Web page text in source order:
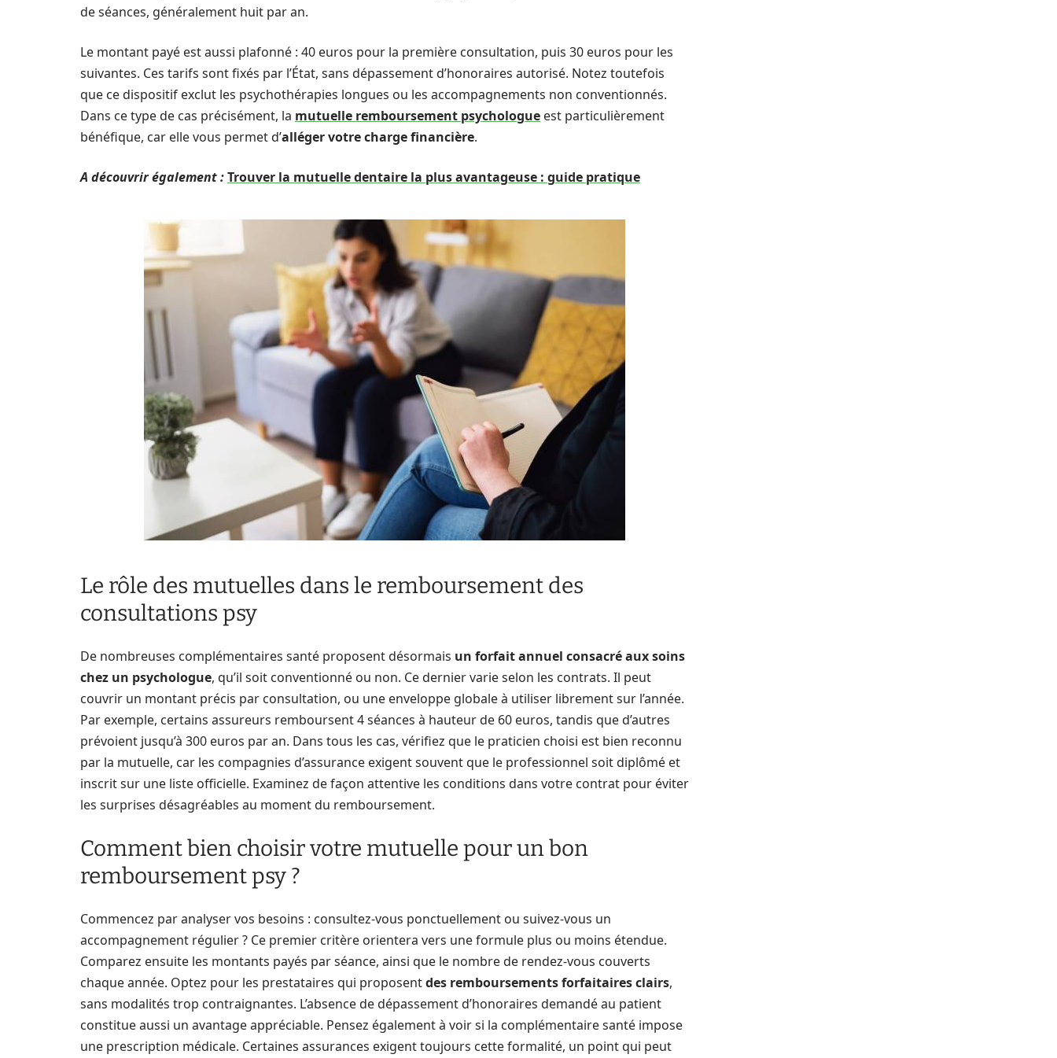
de séances, généralement huit par an.
Le montant payé est aussi plafonné : 40 euros pour la première consultation, puis 30 euros pour les
suivantes. Ces tarifs sont fixés par l’État, sans dépassement d’honoraires autorisé. Notez toutefois
que ce dispositif exclut les psychothérapies longues ou les accompagnements non conventionnés.
Dans ce type de cas précisément, la mutuelle remboursement psychologue est particulièrement
bénéfique, car elle vous permet d’alléger votre charge financière.
A découvrir également :Trouver la mutuelle dentaire la plus avantageuse : guide pratique
Le rôle des mutuelles dans le remboursement des
consultations psy
De nombreuses complémentaires santé proposent désormais un forfait annuel consacré aux soins
chez un psychologue, qu’il soit conventionné ou non. Ce dernier varie selon les contrats. Il peut
couvrir un montant précis par consultation, ou une enveloppe globale à utiliser librement sur l’année.
Par exemple, certains assureurs remboursent 4 séances à hauteur de 60 euros, tandis que d’autres
prévoient jusqu’à 300 euros par an. Dans tous les cas, vérifiez que le praticien choisi est bien reconnu
par la mutuelle, car les compagnies d’assurance exigent souvent que le professionnel soit diplômé et
inscrit sur une liste officielle. Examinez de façon attentive les conditions dans votre contrat pour éviter
les surprises désagréables au moment du remboursement.
Comment bien choisir votre mutuelle pour un bon
remboursement psy ?
Commencez par analyser vos besoins : consultez-vous ponctuellement ou suivez-vous un
accompagnement régulier ? Ce premier critère orientera vers une formule plus ou moins étendue.
Comparez ensuite les montants payés par séance, ainsi que le nombre de rendez-vous couverts
chaque année. Optez pour les prestataires qui proposentdes remboursements forfaitaires clairs,
sans modalités trop contraignantes. L’absence de dépassement d’honoraires demandé au patient
constitue aussi un avantage appréciable. Pensez également à voir si la complémentaire santé impose
une prescription médicale. Certaines assurances exigent toujours cette formalité, un point qui peut